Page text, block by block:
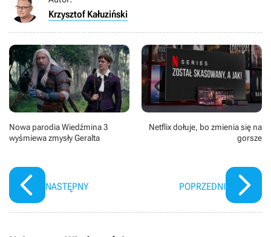
Krzysztof Kałuziński
Nowa parodia Wiedźmina 3
wyśmiewa zmysły Geralta
NASTĘPNY
Netflix dołuje, bo zmienia się na
gorsze
POPRZEDNI